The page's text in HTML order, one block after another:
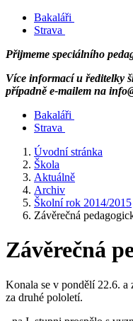
Bakaláři
Strava
Přijmeme speciálního
Více informací u ředitelky
případně e-mailem na
Bakaláři
Strava
Úvodní stránka
Škola
Aktuálně
Archiv
Školní rok 2014/2015
Závěrečná
Závěrečná
Konala se v pondělí 22.6. a
za druhé pololetí.